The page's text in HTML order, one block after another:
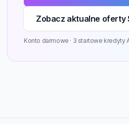
Zobacz aktualne
Konto darmowe · 3 startowe kredyty